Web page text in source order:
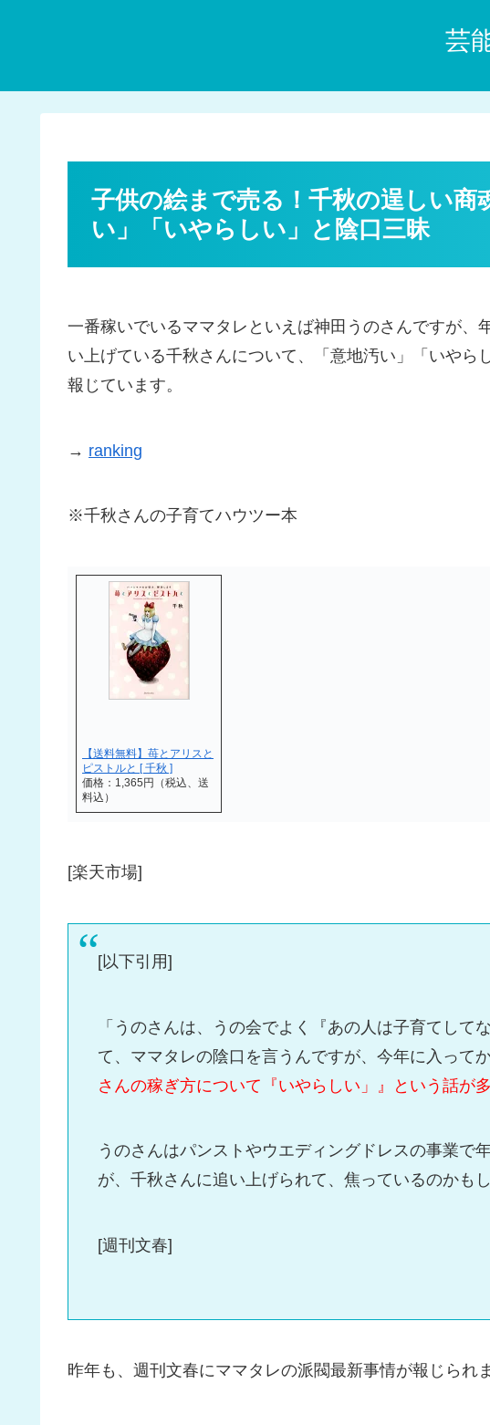
芸
子供の絵まで売る！千秋の逞しい商
い」「いやらしい」と陰口三昧
一番稼いでいるママタレといえば神田うのさんですが、
い上げている千秋さんについて、「意地汚い」「いやら
報じています。
→ ranking
※千秋さんの子育てハウツー本
【送料無料】苺とアリスと
ピストルと [ 千秋 ]
価格：1,365円（税込、送
料込）
[楽天市場]
[以下引用]
「うのさんは、うの会でよく『あの人は子育てして
て、ママタレの陰口を言うんですが、今年に入って
さんの稼ぎ方について『いやらしい」』という話が
うのさんはパンストやウエディングドレスの事業で
が、千秋さんに追い上げられて、焦っているのかも
[週刊文春]
昨年も、週刊文春にママタレの派閥最新事情が報じられ